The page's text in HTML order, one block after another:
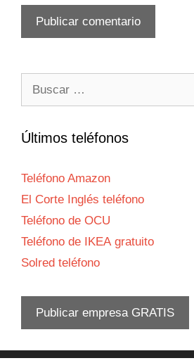
Últimos teléfonos
Teléfono Amazon
El Corte Inglés teléfono
Teléfono de OCU
Teléfono de IKEA gratuito
Solred teléfono
Publicar empresa GRATIS